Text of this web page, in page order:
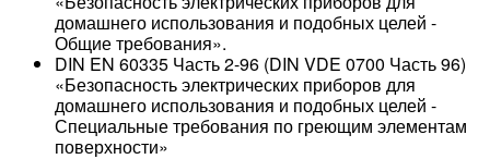
домашнего использования и подобных целей -
Общие требования».
DIN EN 60335 Часть 2-96 (DIN VDE 0700 Часть 96)
«Безопасность электрических приборов для
домашнего использования и подобных целей -
Специальные требования по греющим элементам
поверхности»